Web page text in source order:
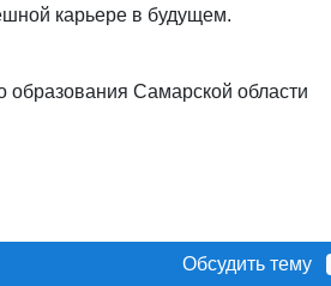
карьере в будущем.
образования Самарской области
Обсудить тему